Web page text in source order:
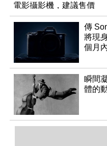
電影攝影機，建議售價
NT$144,980
傳
將現
個月
瞬間
體的